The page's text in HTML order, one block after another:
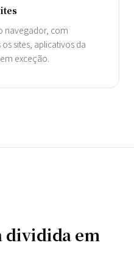
navegador, com
sites, aplicativos da
exceção.
dividida em